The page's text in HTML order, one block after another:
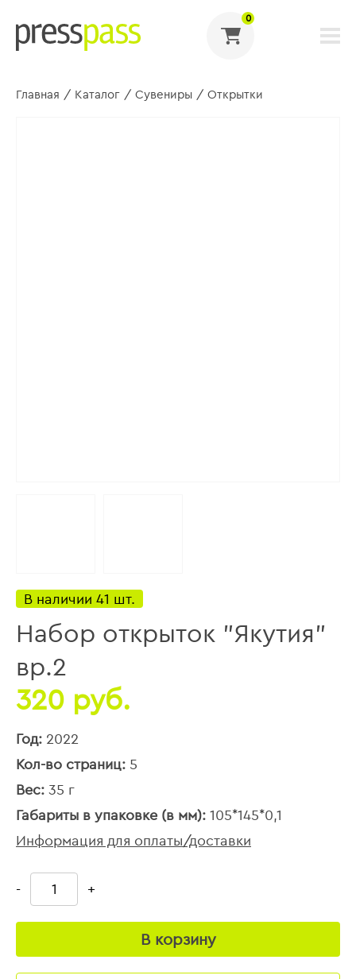
0
Главная / Каталог / Сувениры / Открытки
В наличии 41 шт.
Набор открыток "Якутия"
вр.2
320 руб.
Год: 2022
Кол-во страниц: 5
Вес: 35 г
Габариты в упаковке (в мм): 105*145*0,1
Информация для оплаты/доставки
- +
В корзину